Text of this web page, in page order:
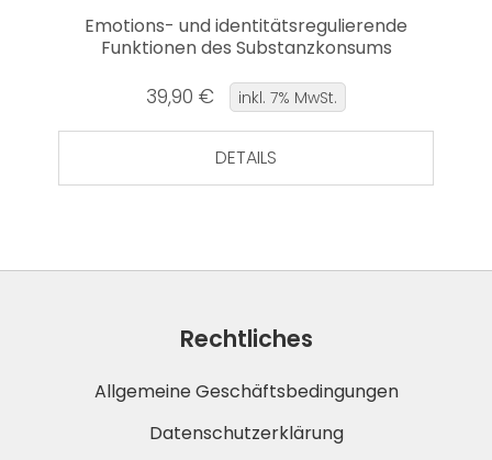
Emotions- und identitätsregulierende
Funktionen des Substanzkonsums
39,90 € inkl. 7% MwSt.
DETAILS
Rechtliches
Allgemeine Geschäftsbedingungen
Datenschutzerklärung